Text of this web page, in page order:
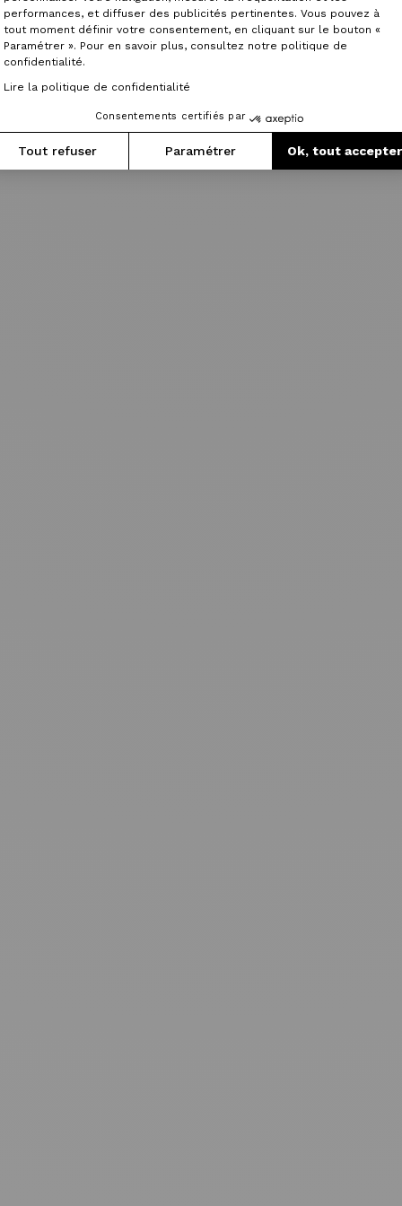
performances, et diffuser des publicités pertinentes. Vous pouvez à
tout moment définir votre consentement, en cliquant sur le bouton «
Paramétrer ». Pour en savoir plus, consultez notre politique de
confidentialité.
Lire la politique de confidentialité
Consentements certifiés par
Tout refuser Paramétrer Ok, tout accepter